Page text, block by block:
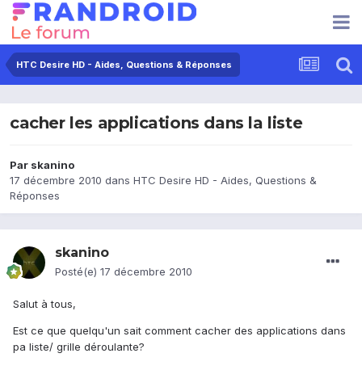
HTC Desire HD - Aides, Questions & Réponses
cacher les applications dans la liste
Par skanino
17 décembre 2010 dans HTC Desire HD - Aides, Questions &
Réponses
skanino
Posté(e) 17 décembre 2010
Salut à tous,
Est ce que quelqu'un sait comment cacher des applications dans
pa liste/ grille déroulante?